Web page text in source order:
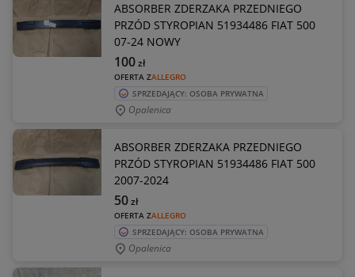
ABSORBER ZDERZAKA PRZEDNIEGO
PRZÓD STYROPIAN 51934486 FIAT 500
07-24 NOWY
OFERTA ZALLEGRO
100zł
SPRZEDAJĄCY: OSOBA PRYWATNA
Opalenica
ABSORBER ZDERZAKA PRZEDNIEGO
PRZÓD STYROPIAN 51934486 FIAT 500
2007-2024
OFERTA ZALLEGRO
50zł
SPRZEDAJĄCY: OSOBA PRYWATNA
Opalenica